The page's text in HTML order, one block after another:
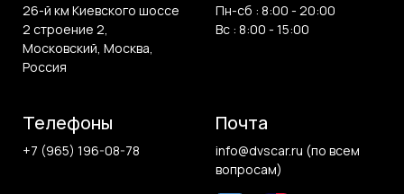
26-й км Киевского шоссе
2 строение 2,
Московский, Москва,
Россия
Пн-сб : 8:00 - 20:00
Вс : 8:00 - 15:00
Телефоны
+7 (965) 196-08-78
Почта
info@dvscar.ru (по всем
вопросам)